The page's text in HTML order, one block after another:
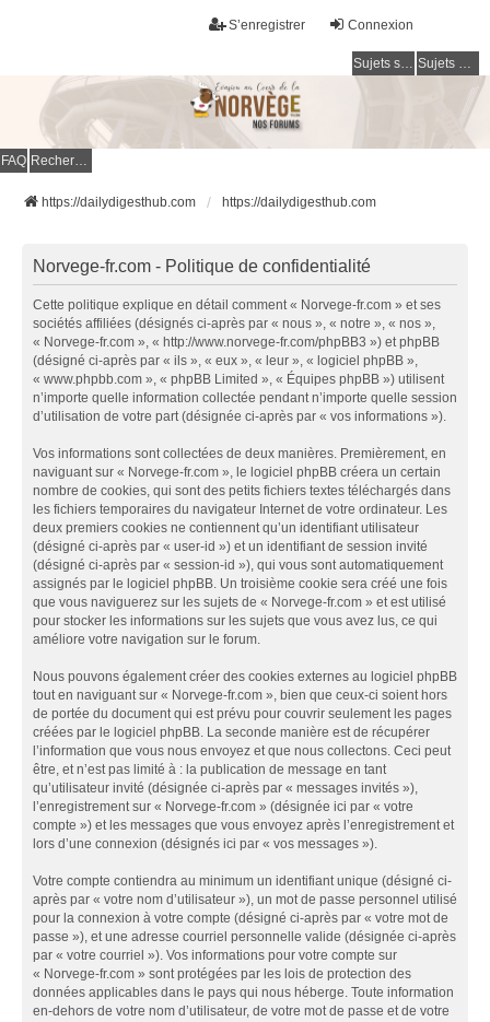
Connexion
S’enregistrer
Sujets sans réponse Sujets actifs
FAQ Rechercher
https://dailydigesthub.com https://dailydigesthub.com
Norvege-fr.com - Politique de confidentialité
Cette politique explique en détail comment « Norvege-fr.com » et ses
sociétés affiliées (désignés ci-après par « nous », « notre », « nos »,
« Norvege-fr.com », « http://www.norvege-fr.com/phpBB3 ») et phpBB
(désigné ci-après par « ils », « eux », « leur », « logiciel phpBB »,
« www.phpbb.com », « phpBB Limited », « Équipes phpBB ») utilisent
n’importe quelle information collectée pendant n’importe quelle session
d’utilisation de votre part (désignée ci-après par « vos informations »).
Vos informations sont collectées de deux manières. Premièrement, en
naviguant sur « Norvege-fr.com », le logiciel phpBB créera un certain
nombre de cookies, qui sont des petits fichiers textes téléchargés dans
les fichiers temporaires du navigateur Internet de votre ordinateur. Les
deux premiers cookies ne contiennent qu’un identifiant utilisateur
(désigné ci-après par « user-id ») et un identifiant de session invité
(désigné ci-après par « session-id »), qui vous sont automatiquement
assignés par le logiciel phpBB. Un troisième cookie sera créé une fois
que vous naviguerez sur les sujets de « Norvege-fr.com » et est utilisé
pour stocker les informations sur les sujets que vous avez lus, ce qui
améliore votre navigation sur le forum.
Nous pouvons également créer des cookies externes au logiciel phpBB
tout en naviguant sur « Norvege-fr.com », bien que ceux-ci soient hors
de portée du document qui est prévu pour couvrir seulement les pages
créées par le logiciel phpBB. La seconde manière est de récupérer
l’information que vous nous envoyez et que nous collectons. Ceci peut
être, et n’est pas limité à : la publication de message en tant
qu’utilisateur invité (désignée ci-après par « messages invités »),
l’enregistrement sur « Norvege-fr.com » (désignée ici par « votre
compte ») et les messages que vous envoyez après l’enregistrement et
lors d’une connexion (désignés ici par « vos messages »).
Votre compte contiendra au minimum un identifiant unique (désigné ci-
après par « votre nom d’utilisateur »), un mot de passe personnel utilisé
pour la connexion à votre compte (désigné ci-après par « votre mot de
passe »), et une adresse courriel personnelle valide (désignée ci-après
par « votre courriel »). Vos informations pour votre compte sur
« Norvege-fr.com » sont protégées par les lois de protection des
données applicables dans le pays qui nous héberge. Toute information
en-dehors de votre nom d’utilisateur, de votre mot de passe et de votre